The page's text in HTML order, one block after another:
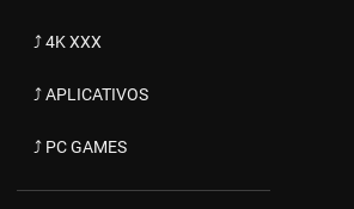
⤴ 4K XXX
⤴ APLICATIVOS
⤴ PC GAMES